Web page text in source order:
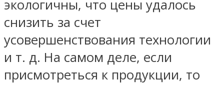
экологичны, что цены удалось
снизить за счет
усовершенствования технологии
и т. д. На самом деле, если
присмотреться к продукции, то